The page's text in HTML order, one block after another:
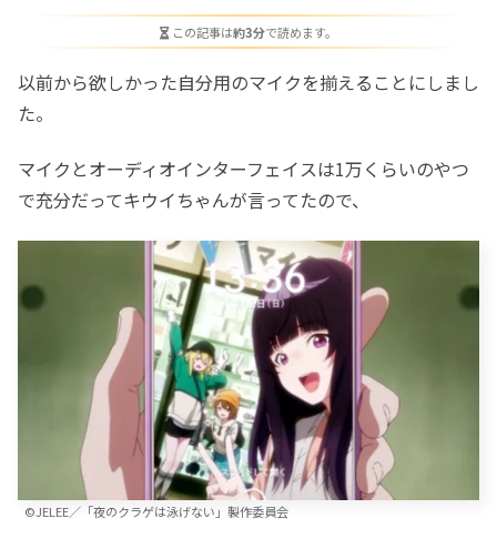
この記事は約3分で読めます。
以前から欲しかった自分用のマイクを揃えることにしまし
た。
マイクとオーディオインターフェイスは1万くらいのやつ
で充分だってキウイちゃんが言ってたので、
©JELEE／「夜のクラゲは泳げない」製作委員会